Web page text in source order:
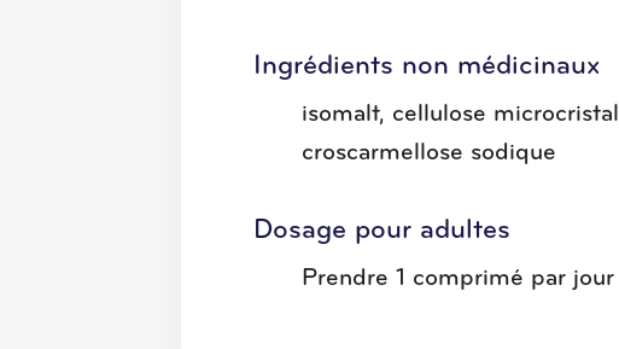
Ingrédients non médicinaux
isomalt, cellulose
croscarmellose sodique
Dosage pour adultes
Prendre 1 comprimé par